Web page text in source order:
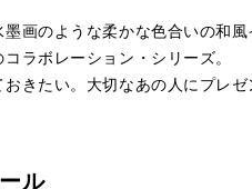
墨画のような柔かな色合いの和
ラボレーション・シリーズ。
おきたい。大切なあの人にプレ
ル